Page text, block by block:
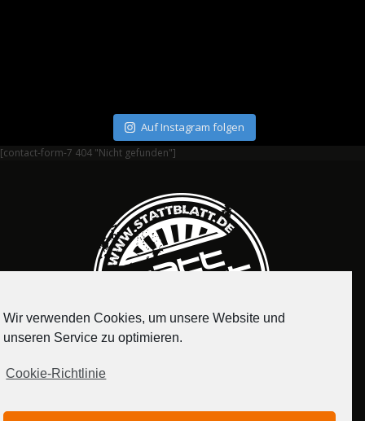
Auf Instagram folgen
[contact-form-7 404 "Nicht gefunden"]
Wir verwenden Cookies, um unsere Website und
unseren Service zu optimieren.
Cookie-Richtlinie